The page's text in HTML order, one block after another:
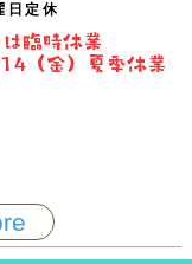
日定休
臨時休業
（金）夏季休業